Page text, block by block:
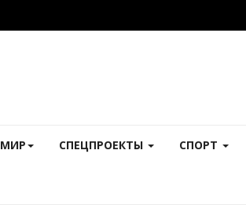
МИР СПЕЦПРОЕКТЫ СПОРТ